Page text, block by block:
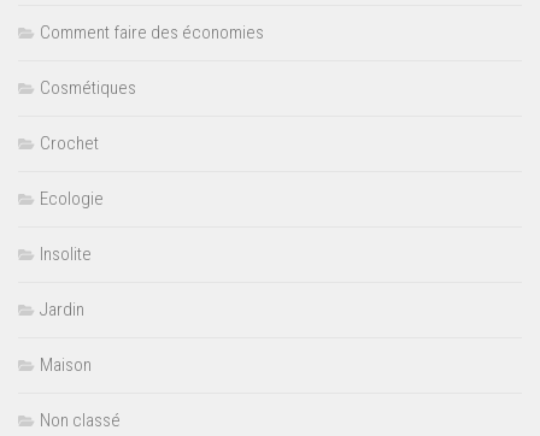
Comment faire des économies
Cosmétiques
Crochet
Ecologie
Insolite
Jardin
Maison
Non classé